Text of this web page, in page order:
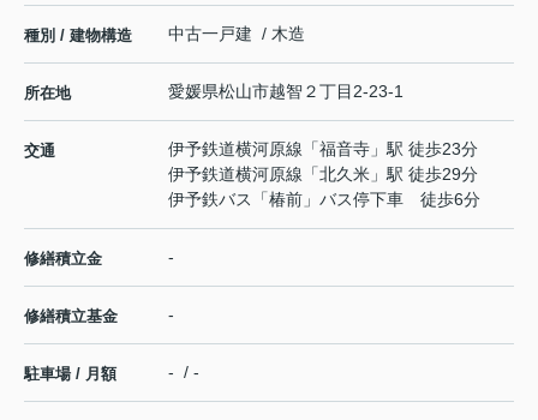
種別 / 建物構造 中古一戸建 / 木造
所在地 愛媛県松山市越智 ２丁目2-23-1
交通 伊予鉄道横河原線 「福音寺 」駅 徒歩23分
伊予鉄道横河原線 「北久米 」駅 徒歩29分
伊予鉄バス「椿前」バス停下車 徒歩6分
修繕積立金 -
修繕積立基金 -
駐車場 / 月額 - / -